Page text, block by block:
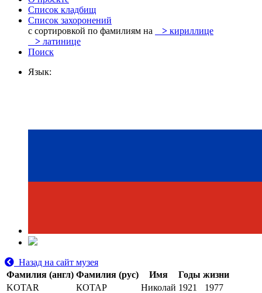
Список кладбищ
Список захоронений
с сортировкой по фамилиям на
> кириллице
> латинице
Поиск
Язык:
Назад на сайт музея
Фамилия (англ) Фамилия (рус) Имя
Годы жизни
KOTAR
КОТАР Николай 1921
1977